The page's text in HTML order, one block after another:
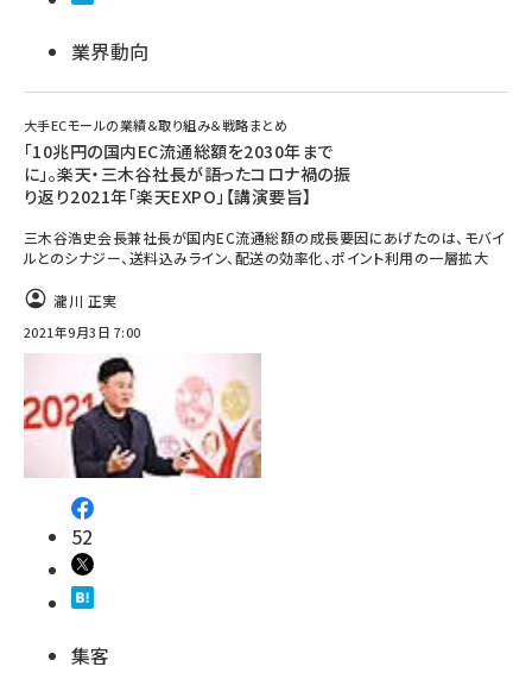
業界動向
大手ECモールの業績＆取り組み＆戦略まとめ
「10兆円の国内EC流通総額を2030年まで
に」。楽天・三木谷社長が語ったコロナ禍の振
り返り2021年「楽天EXPO」【講演要旨】
三木谷浩史会長兼社長が国内EC流通総額の成長要因にあげたのは、モバイ
ルとのシナジー、送料込みライン、配送の効率化、ポイント利用の一層拡大
瀧川 正実
2021年9月3日 7:00
52
集客